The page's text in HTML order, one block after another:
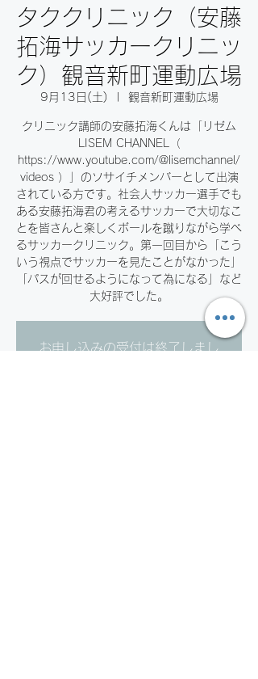
タククリニック（安藤
拓海サッカークリニッ
ク）観音新町運動広場
9月13日(土) 観音新町運動広場
クリニック講師の安藤拓海くんは「リゼム
LISEM CHANNEL（
https://www.youtube.com/@lisemchannel/
videos ）」のソサイチメンバーとして出演
されている方です。社会人サッカー選手でも
ある安藤拓海君の考えるサッカーで大切なこ
とを皆さんと楽しくボールを蹴りながら学べ
るサッカークリニック。第一回目から「こう
いう視点でサッカーを見たことがなかった」
「パスが回せるようになって為になる」など
大好評でした。
お申し込みの受付は終了しまし